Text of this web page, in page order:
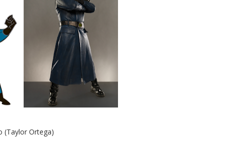
(Taylor Ortega)